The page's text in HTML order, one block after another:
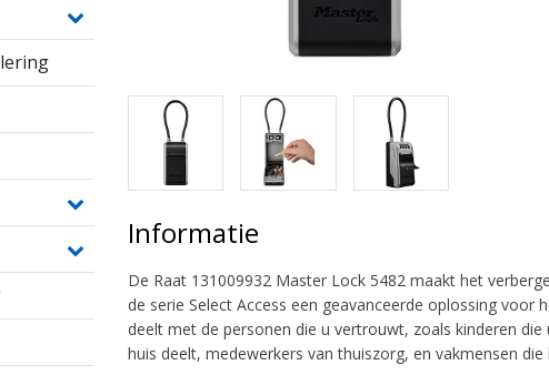
Informatie
De Raat 131009932 Master Lock 5482 maakt het
de serie Select Access een geavanceerde oplossing
deelt met de personen die u vertrouwt, zoals kinderen
huis deelt, medewerkers van thuiszorg, en vakmensen